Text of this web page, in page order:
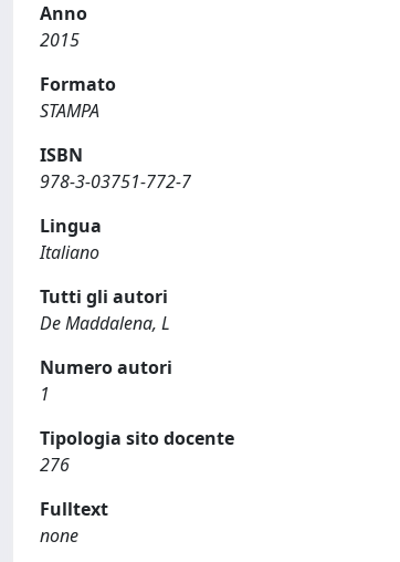
Anno
2015
Formato
STAMPA
ISBN
978-3-03751-772-7
Lingua
Italiano
Tutti gli autori
De Maddalena, L
Numero autori
1
Tipologia sito docente
276
Fulltext
none